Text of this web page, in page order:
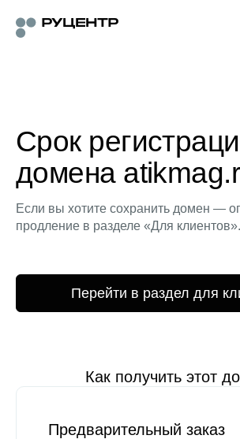
Срок
домена
Если вы хотите сохранить домен —
продление в разделе «Для клиентов».
Перейти в раздел для
Как получить этот
Предварительный заказ